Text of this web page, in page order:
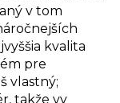
v tom
kvalita
pre
vlastný;
takže vy